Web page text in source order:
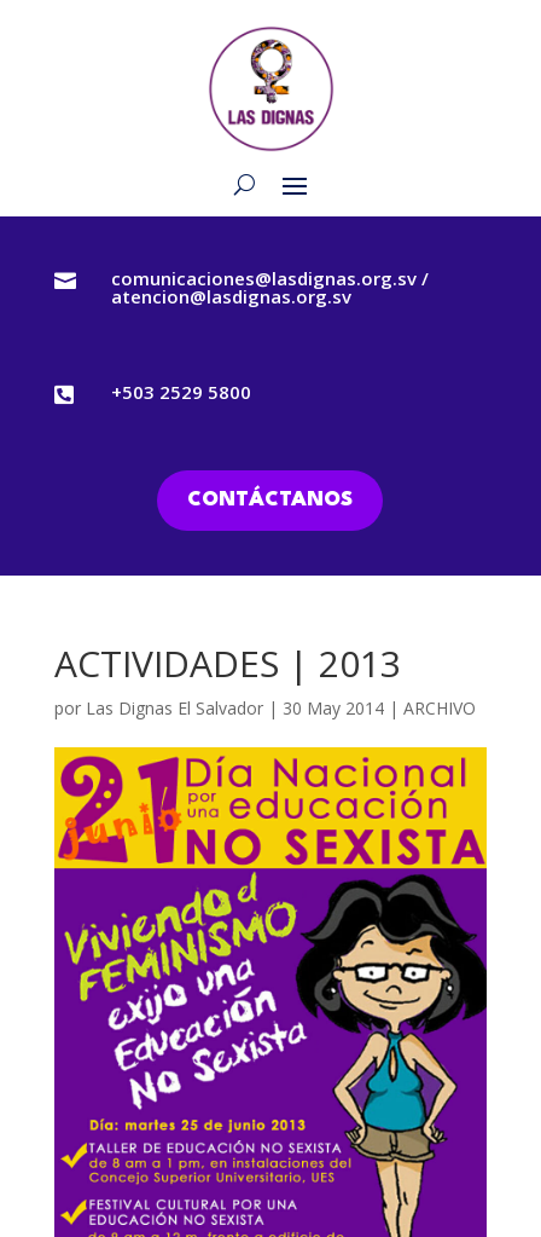
 comunicaciones@lasdignas.org.sv /
atencion@lasdignas.org.sv
 +503 2529 5800
CONTÁCTANOS
ACTIVIDADES | 2013
por Las Dignas El Salvador| 30 May 2014| ARCHIVO